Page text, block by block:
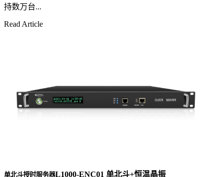
持数万台...
Read Article
单北斗授时服务器L1000-ENC01 单北斗+恒温晶振